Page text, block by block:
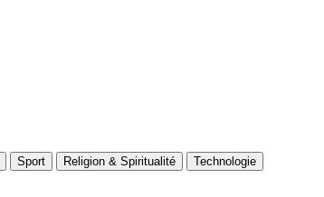
Sport Religion & Spiritualité Technologie